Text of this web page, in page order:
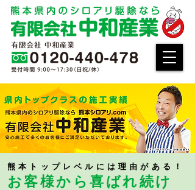
熊本トップレベルには理由がある！
お客様から喜ばれ続け